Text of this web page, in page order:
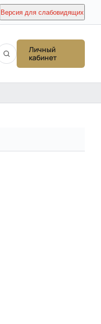
Версия для слабовидящих
Личный
кабинет